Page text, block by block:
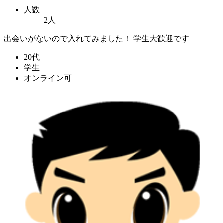
人数
2人
出会いがないので入れてみました！ 学生大歓迎です
20代
学生
オンライン可